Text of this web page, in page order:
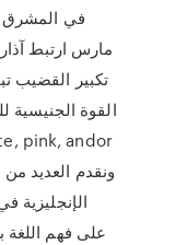
في المشرق
مارس ارتبط
تكبير القضيب
القوة الجنيسية
الإنجليزية
على فهم اللغة